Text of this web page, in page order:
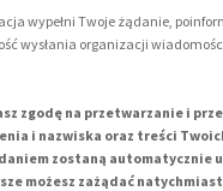
wypełni Twoje żądanie,
wysłania organizacji
zgodę na przetwarzanie i
i nazwiska oraz treści
zostaną automatycznie
możesz zażądać